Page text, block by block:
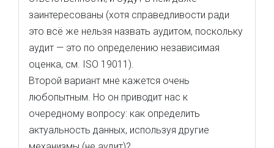
заинтересованы (хотя справедливости ради
это всё же нельзя назвать аудитом, поскольку
аудит — это по определению независимая
оценка, см. ISO 19011).
Второй вариант мне кажется очень
любопытным. Но он приводит нас к
очередному вопросу: как определить
актуальность данных, используя другие